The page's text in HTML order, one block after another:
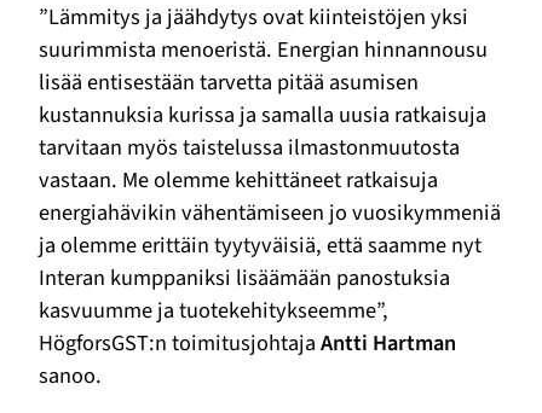
”Lämmitys ja jäähdytys ovat kiinteistöjen yksi
suurimmista menoeristä. Energian hinnannousu
lisää entisestään tarvetta pitää asumisen
kustannuksia kurissa ja samalla uusia ratkaisuja
tarvitaan myös taistelussa ilmastonmuutosta
vastaan. Me olemme kehittäneet ratkaisuja
energiahävikin vähentämiseen jo vuosikymmeniä
ja olemme erittäin tyytyväisiä, että saamme nyt
Interan kumppaniksi lisäämään panostuksia
kasvuumme ja tuotekehitykseemme”,
HögforsGST:n toimitusjohtajaAntti Hartman
sanoo.